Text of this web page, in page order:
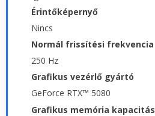
Érintőképernyő
Nincs
Normál frissítési frekvencia
250 Hz
Grafikus vezérlő gyártó
GeForce RTX™ 5080
Grafikus memória kapacitás